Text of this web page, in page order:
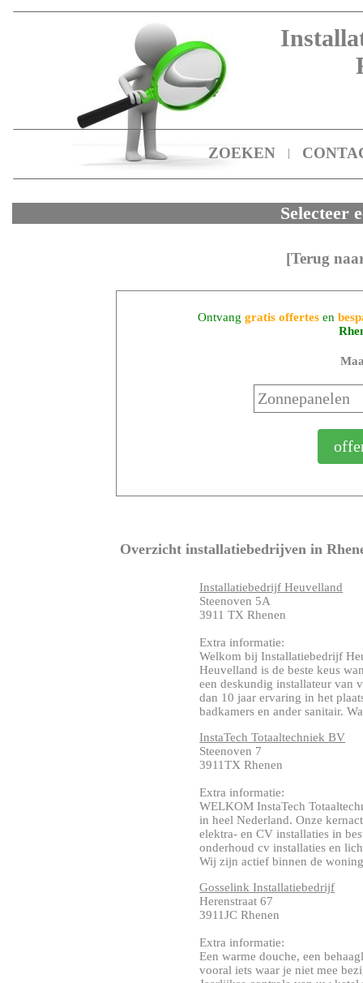
ZOEKEN |
Selecteer
[Terug
Ontvang gratis offertesen
Overzicht installatiebedrijven in
Installatiebedrijf Heuvelland
Steenoven 5A
3911 TX Rhenen
Extra informatie:
Welkom bij Installatiebedrijf
Heuvelland is de beste keus
een deskundig installateur van
dan 10 jaar ervaring in het
badkamers en ander sanitair.
InstaTech Totaaltechniek BV
Steenoven 7
3911TX Rhenen
Extra informatie:
WELKOM InstaTech
in heel Nederland. Onze
elektra- en CV installaties in
onderhoud cv installaties en
Wij zijn actief binnen de
Gosselink Installatiebedrijf
Herenstraat 67
3911JC Rhenen
Extra informatie:
Een warme douche, een
vooral iets waar je niet mee